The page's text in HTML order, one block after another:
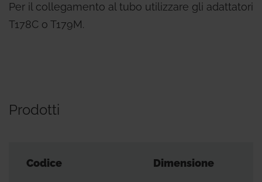
Per il collegamento al tubo utilizzare gli adattatori
T178C o T179M.
Prodotti
Codice Dimensione